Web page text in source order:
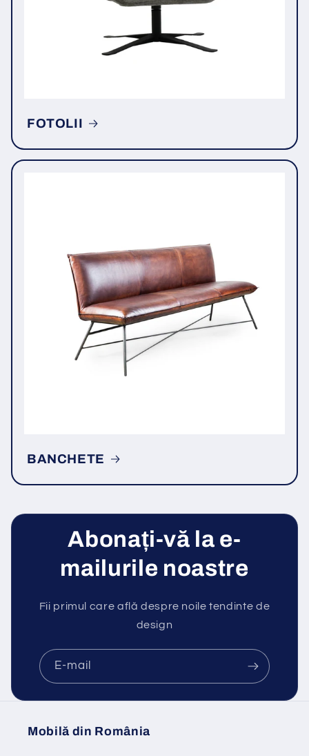
FOTOLII
BANCHETE
Abonați-vă la e-
mailurile noastre
Fii primul care află despre noile tendinte de
design
E-mail
Mobilă din România